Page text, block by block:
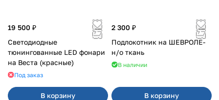
19 500 ₽
Светодиодные
тюнингованные LED фонари
на Веста (красные)
Под заказ
В корзину
2 300 ₽
Подлокотник на ШЕВРОЛЕ-
н/о ткань
В наличии
В корзину